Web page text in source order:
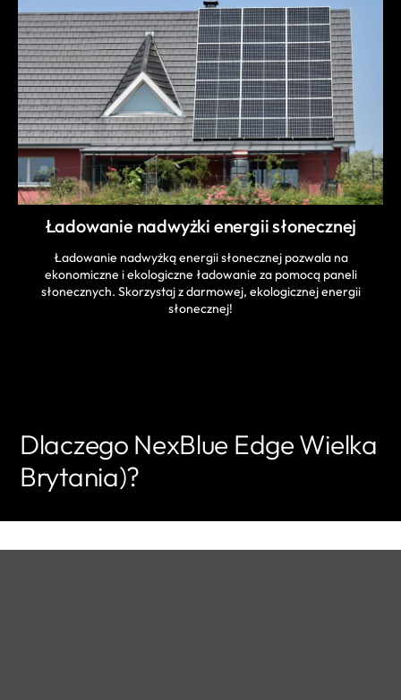
Ładowanie nadwyżki energii słonecznej
Ładowanie nadwyżką energii słonecznej pozwala na
ekonomiczne i ekologiczne ładowanie za pomocą paneli
słonecznych. Skorzystaj z darmowej, ekologicznej energii
słonecznej!
Dlaczego NexBlue Edge Wielka
Brytania)?